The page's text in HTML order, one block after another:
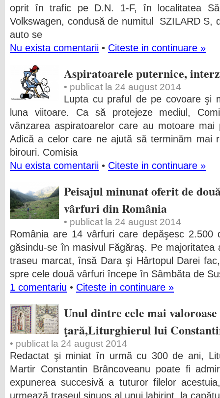
oprit în trafic pe D.N. 1-F, în localitatea
Volkswagen, condusă de numitul SZILARD S,
auto se
Nu exista comentarii • Citeste in continuare »
Aspiratoarele puternice,
• publicat la 24 august 2014
Lupta cu praful de pe covoare şi
luna viitoare. Ca să protejeze mediul,
vânzarea aspiratoarelor care au motoare
Adică a celor care ne ajută să terminăm mai
birouri. Comisia
Nu exista comentarii • Citeste in continuare »
Peisajul minunat oferit de
vârfuri din România
• publicat la 24 august 2014
România are 14 vârfuri care depăşesc 2.500
găsindu-se în masivul Făgăraş. Pe majoritatea
traseu marcat, însă Dara şi Hârtopul Darei
spre cele două vârfuri începe în Sâmbăta de
1 comentariu • Citeste in continuare »
Unul dintre cele mai
ţară,Liturghierul lui
• publicat la 24 august 2014
Redactat şi miniat în urmă cu 300 de ani,
Martir Constantin Brâncoveanu poate fi
expunerea succesivă a tuturor filelor
urmează traseul sinuos al unui labirint, la